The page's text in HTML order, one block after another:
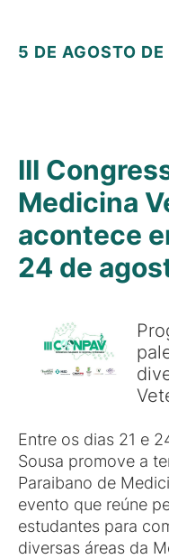
5 DE AGOSTO
III
Medicina
acontece
24 de
Entre os dias 21 e
Sousa promove a
Paraibano de
evento que reúne
estudantes para
diversas áreas da